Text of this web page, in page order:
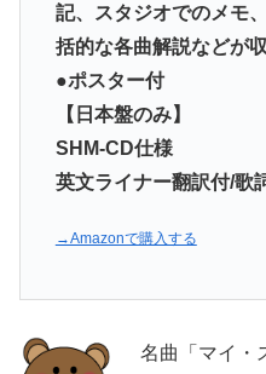
記、スタジオでのメモ
括的な各曲解説などが
●ポスター付
【日本盤のみ】
SHM-CD仕様
英文ライナー翻訳付/歌
→Amazonで購入する
名曲「マイ・